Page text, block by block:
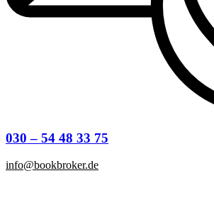
030 – 54 48 33 75
info@bookbroker.de